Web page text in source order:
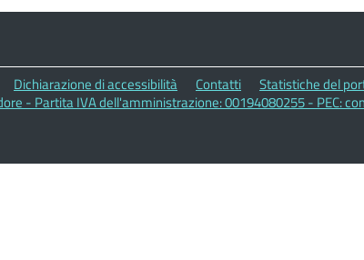
Dichiarazione di accessibilità Contatti Statistiche del
- Partita IVA dell'amministrazione: 00194080255 - PEC: